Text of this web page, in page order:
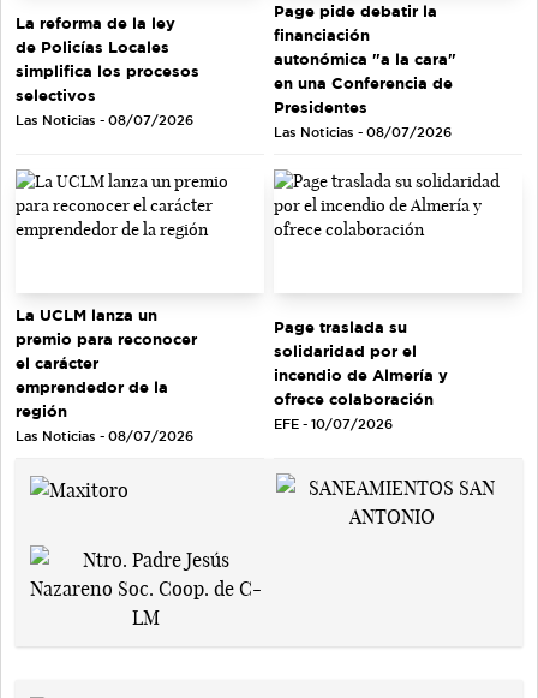
La reforma de la ley
de Policías Locales
simplifica los procesos
selectivos
Las Noticias - 08/07/2026
Page pide debatir la
financiación
autonómica "a la cara"
en una Conferencia de
Presidentes
Las Noticias - 08/07/2026
La UCLM lanza un
premio para reconocer
el carácter
emprendedor de la
región
Las Noticias - 08/07/2026
Page traslada su
solidaridad por el
incendio de Almería y
ofrece colaboración
EFE - 10/07/2026